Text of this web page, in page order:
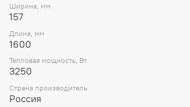
Ширина, мм
157
Длина, мм
1600
Тепловая мощность, Вт
3250
Страна производитель
Россия